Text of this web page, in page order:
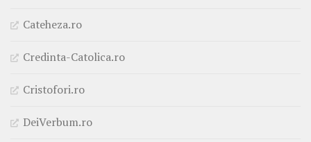
Cateheza.ro
Credinta-Catolica.ro
Cristofori.ro
DeiVerbum.ro